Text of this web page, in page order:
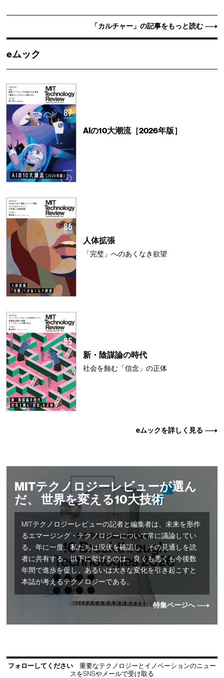
「カルチャー」の記事をもっと読む
eムック
AIの10大潮流［2026年版］
人体拡張
「完璧」へのあくなき欲望
新・陰謀論の時代
社会を蝕む「信念」の正体
eムックを詳しく見る
MITテクノロジーレビューが選ん
だ、 世界を変える10大技術
MITテクノロジーレビューの記者と編集者は、未来を形作
るエマージング・テクノロジーについて常に議論してい
る。年に一度、私たちは現状を確認し、その見通しを読
者に共有する。以下に挙げるのは、良くも悪くも今後数
年間で進歩を促し、あるいは大きな変化を引き起こすと
本誌が考えるテクノロジーである。
特集ページへ
フォローしてください
重要なテクノロジーとイノベーションのニュー
スをSNSやメールで受け取る